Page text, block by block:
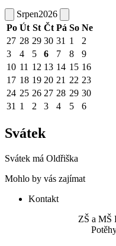
Srpen2026
Po Út St Čt Pá So Ne
27 28 29 30 31 1
2
3
4 5 6 7 8
9
10 11 12 13 14 15 16
17 18 19 20 21 22 23
24 25 26 27 28 29 30
31 1 2 3 4 5 6
Svátek
Svátek má Oldřiška
Mohlo by vás zajímat
Kontakt
ZŠ a MŠ